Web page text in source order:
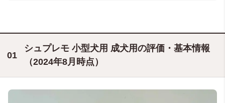
シュプレモ 小型犬用 成犬用の評価・基本情報
（2024年8月時点）